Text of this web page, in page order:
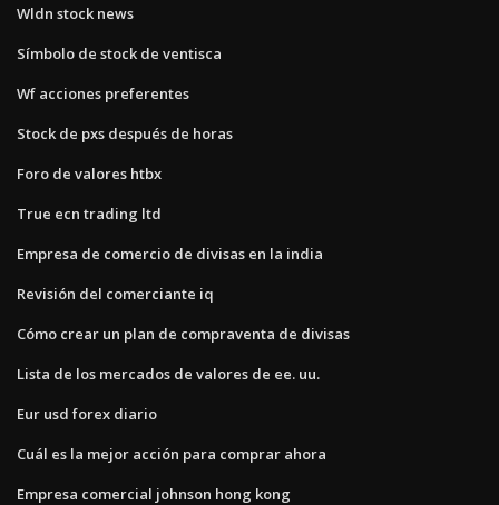
Wldn stock news
Símbolo de stock de ventisca
Wf acciones preferentes
Stock de pxs después de horas
Foro de valores htbx
True ecn trading ltd
Empresa de comercio de divisas en la india
Revisión del comerciante iq
Cómo crear un plan de compraventa de divisas
Lista de los mercados de valores de ee. uu.
Eur usd forex diario
Cuál es la mejor acción para comprar ahora
Empresa comercial johnson hong kong